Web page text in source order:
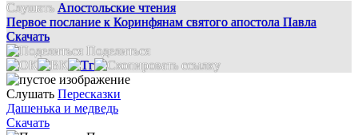
Слушать Апостольские чтения
Первое послание к Коринфянам святого апостола Павла
Скачать
Поделиться
Слушать Пересказки
Дашенька и медведь
Скачать